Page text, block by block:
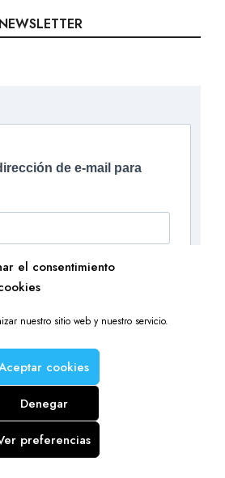
el consentimiento
nuestro sitio web y nuestro servicio.
cookies
Denegar
preferencias
de e-mail para